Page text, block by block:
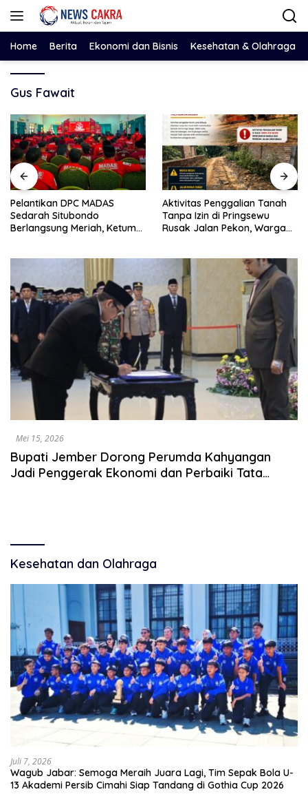
Langsung
Home Berita Ekonomi dan Bisnis Kesehatan & Olahraga
Gus Fawait
Pelantikan DPC MADAS
Sedarah Situbondo
Berlangsung Meriah, Ketum
Aktivitas Penggalian Tanah
Tanpa Izin di Pringsewu
Rusak Jalan Pekon, Warga
Mei 15, 2026
Bupati Jember Dorong Perumda Kahyangan
Jadi Penggerak Ekonomi dan Perbaiki Tata
Kesehatan dan Olahraga
Juli 7, 2026
Wagub Jabar: Semoga Meraih Juara Lagi, Tim Sepak Bola U-
13 Akademi Persib Cimahi Siap Tandang di Gothia Cup 2026